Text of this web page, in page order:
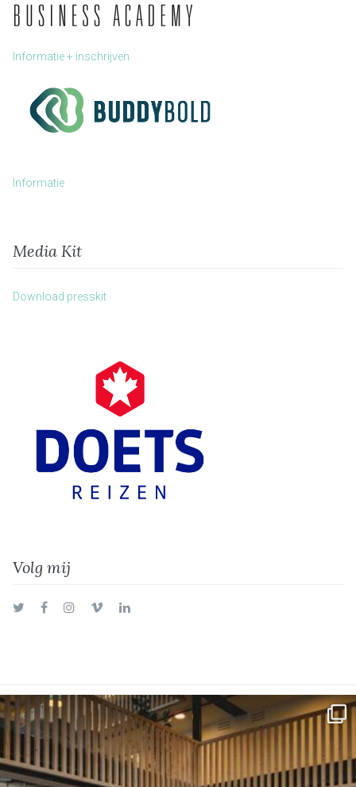
Informatie + inschrijven
Informatie
Media Kit
Download presskit
Volg mij
TwitterFacebookInstagram
VimeoLinkedIn